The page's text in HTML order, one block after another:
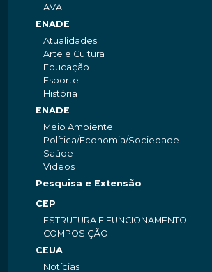
AVA
ENADE
Atualidades
Arte e Cultura
Educação
Esporte
História
ENADE
Meio Ambiente
Política/Economia/Sociedade
Saúde
Videos
Pesquisa e Extensão
CEP
ESTRUTURA E FUNCIONAMENTO
COMPOSIÇÃO
CEUA
Notícias